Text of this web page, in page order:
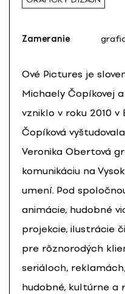
Zameranie
Ové Pictures je
Michaely Čopíkovej
vzniklo v roku 2010 v
Čopíková
Veronika Obertová
komunikáciu na
umení. Pod
animácie, hudobné
projekcie, ilustrácie
pre rôznorodých
seriáloch,
hudobné, kultúrne a